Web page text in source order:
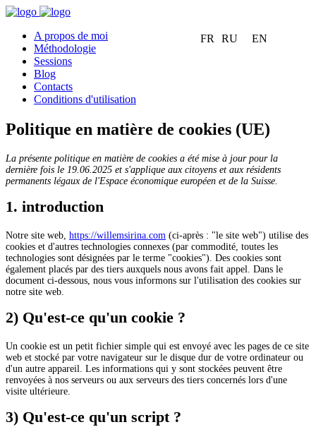
A propos de moi
Méthodologie
Sessions
Blog
Contacts
Conditions d'utilisation
Politique en matière de cookies (UE)
FR RU EN
La présente politique en matière de cookies a été mise à jour pour la
dernière fois le 19.06.2025 et s'applique aux citoyens et aux résidents
permanents légaux de l'Espace économique européen et de la Suisse.
1. introduction
Notre site web, https://willemsirina.com (ci-après : "le site web") utilise des
cookies et d'autres technologies connexes (par commodité, toutes les
technologies sont désignées par le terme "cookies"). Des cookies sont
également placés par des tiers auxquels nous avons fait appel. Dans le
document ci-dessous, nous vous informons sur l'utilisation des cookies sur
notre site web.
2) Qu'est-ce qu'un cookie ?
Un cookie est un petit fichier simple qui est envoyé avec les pages de ce site
web et stocké par votre navigateur sur le disque dur de votre ordinateur ou
d'un autre appareil. Les informations qui y sont stockées peuvent être
renvoyées à nos serveurs ou aux serveurs des tiers concernés lors d'une
visite ultérieure.
3) Qu'est-ce qu'un script ?